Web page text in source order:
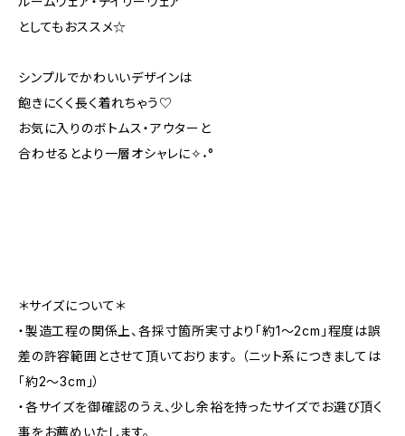
としてもおススメ☆
シンプルでかわいいデザインは
飽きにくく長く着れちゃう♡
お気に入りのボトムス・アウターと
合わせるとより一層オシャレに✧˖°
＊サイズについて＊
・製造工程の関係上、各採寸箇所実寸より「約1～2cm」程度は誤
差の許容範囲とさせて頂いております。 （ニット系につきましては
「約2～3cm」）
・各サイズを御確認のうえ、少し余裕を持ったサイズでお選び頂く
事をお薦めいたします。